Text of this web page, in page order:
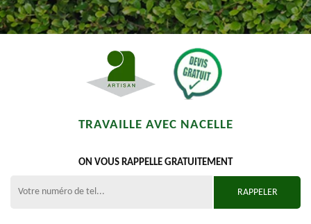
TRAVAILLE AVEC NACELLE
ON VOUS RAPPELLE GRATUITEMENT